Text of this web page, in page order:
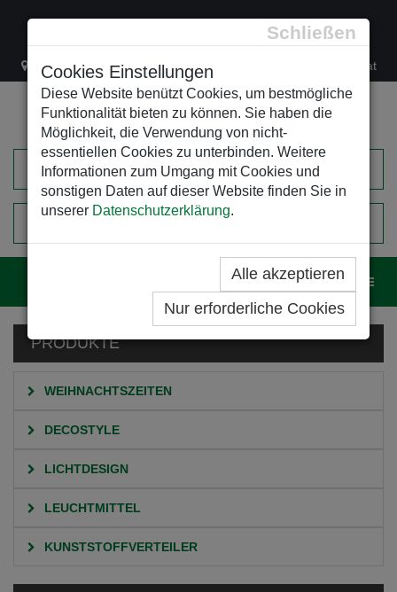
Schließen
Cookies Einstellungen
Diese Website benützt Cookies, um bestmögliche
Funktionalität bieten zu können. Sie haben die
Möglichkeit, die Verwendung von nicht-
essentiellen Cookies zu unterbinden. Weitere
Informationen zum Umgang mit Cookies und
sonstigen Daten auf dieser Website finden Sie in
unserer Datenschutzerklärung.
Alle akzeptieren
Nur erforderliche Cookies
Lacknergasse 78 +43/1/470 37 00 office@leso.at
EINKAUFSWAGEN
PRODUKTE
WEIHNACHTSZEITEN
DECOSTYLE
LICHTDESIGN
LEUCHTMITTEL
KUNSTSTOFFVERTEILER